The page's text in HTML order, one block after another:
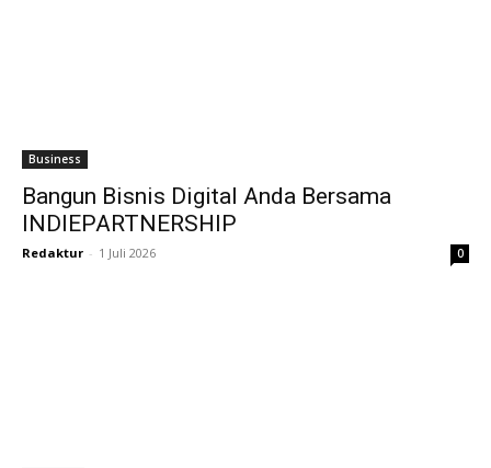
Business
Bangun Bisnis Digital Anda Bersama
INDIEPARTNERSHIP
Redaktur - 1 Juli 2026 0